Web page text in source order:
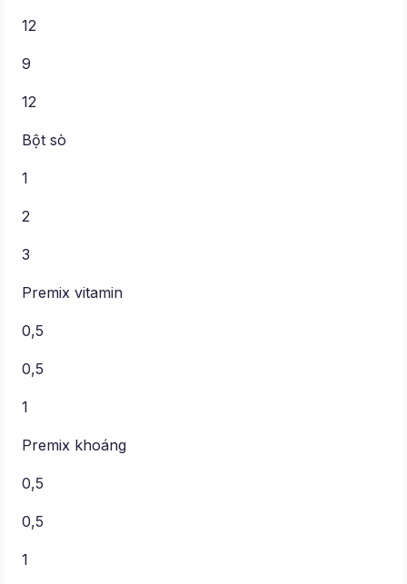
12
9
12
Bột sò
1
2
3
Premix vitamin
0,5
0,5
1
Premix khoáng
0,5
0,5
1